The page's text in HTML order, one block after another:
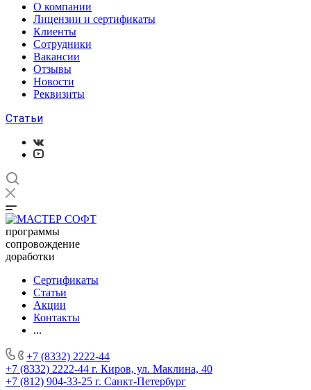
О компании
Лицензии и сертификаты
Клиенты
Сотрудники
Вакансии
Отзывы
Новости
Реквизиты
Статьи
программы
сопровождение
доработки
Сертификаты
Статьи
Акции
Контакты
...
+7 (8332) 2222-44
+7 (8332) 2222-44 г. Киров, ул. Маклина, 40
+7 (812) 904-33-25 г. Санкт-Петербург